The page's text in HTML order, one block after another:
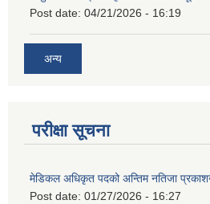
Post date: 04/21/2026 - 16:19
अन्य
परीक्षा सूचना
मेडिकल अधिकृत पदको अन्तिम नतिजा
Post date: 01/27/2026 - 16:27